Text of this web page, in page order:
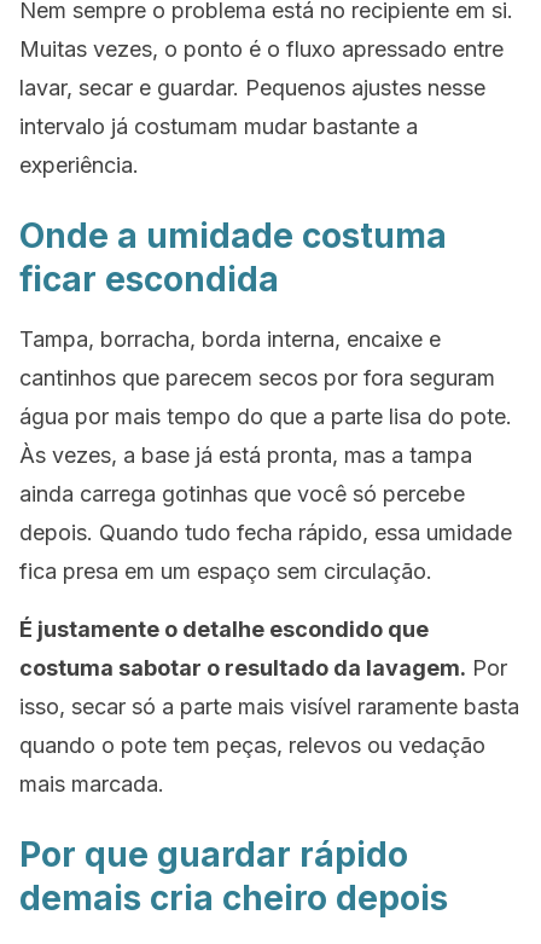
Nem sempre o problema está no recipiente em si.
Muitas vezes, o ponto é o fluxo apressado entre
lavar, secar e guardar. Pequenos ajustes nesse
intervalo já costumam mudar bastante a
experiência.
Onde a umidade costuma
ficar escondida
Tampa, borracha, borda interna, encaixe e
cantinhos que parecem secos por fora seguram
água por mais tempo do que a parte lisa do pote.
Às vezes, a base já está pronta, mas a tampa
ainda carrega gotinhas que você só percebe
depois. Quando tudo fecha rápido, essa umidade
fica presa em um espaço sem circulação.
É justamente o detalhe escondido que
costuma sabotar o resultado da lavagem. Por
isso, secar só a parte mais visível raramente basta
quando o pote tem peças, relevos ou vedação
mais marcada.
Por que guardar rápido
demais cria cheiro depois